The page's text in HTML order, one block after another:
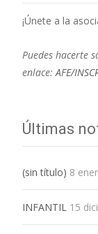
¡Únete a la
Puedes hacerte
enlace:AFE/
Últimas
(sin título) 8
INFANTIL 15